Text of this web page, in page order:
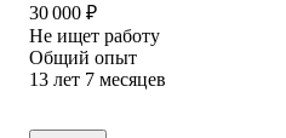
30 000 ₽
Не ищет работу
Общий опыт
13 лет 7 месяцев